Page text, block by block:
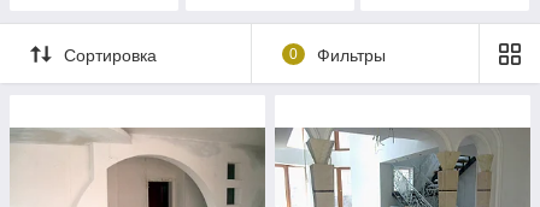
Сортировка 0 Фильтры